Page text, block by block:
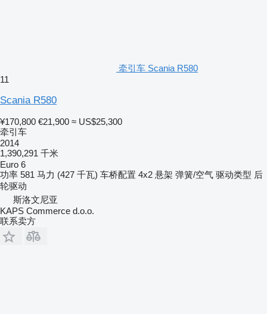
牵引车 Scania R580
11
Scania R580
¥170,800 €21,900 ≈ US$25,300
牵引车
2014
1,390,291 千米
Euro 6
功率 581 马力 (427 千瓦) 车桥配置 4x2 悬架 弹簧/空气 驱动类型 后
轮驱动
斯洛文尼亚
KAPS Commerce d.o.o.
联系卖方